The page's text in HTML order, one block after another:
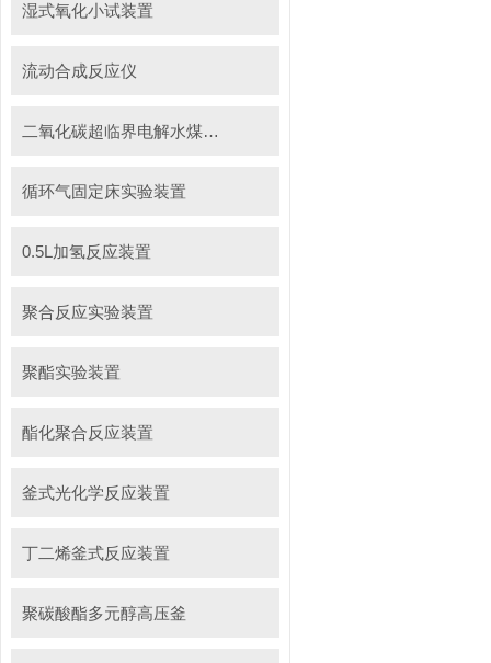
湿式氧化小试装置
流动合成反应仪
二氧化碳超临界电解水煤浆制甲烷装置
循环气固定床实验装置
0.5L加氢反应装置
聚合反应实验装置
聚酯实验装置
酯化聚合反应装置
釜式光化学反应装置
丁二烯釜式反应装置
聚碳酸酯多元醇高压釜